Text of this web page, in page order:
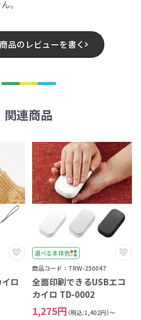
。
品のレビューを書く
関連商品
ロ
選べる本体色
商品コード：TRW-250047
全面印刷できるUSBエコ
カイロ TD-0002
1,275円 （税込:1,402円）～